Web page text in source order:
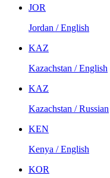
JOR
Jordan / English
KAZ
Kazachstan / English
KAZ
Kazachstan / Russian
KEN
Kenya / English
KOR